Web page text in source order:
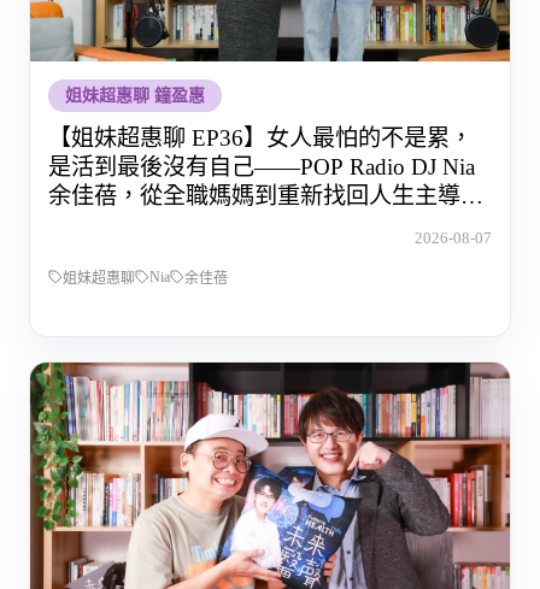
姐妹超惠聊 鐘盈惠
【姐妹超惠聊 EP36】女人最怕的不是累，
是活到最後沒有自己——POP Radio DJ Nia
余佳蓓，從全職媽媽到重新找回人生主導權
2026-08-07
姐妹超惠聊 Nia 余佳蓓